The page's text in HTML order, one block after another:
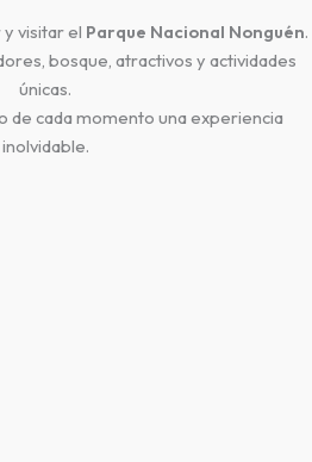
visitar el Parque Nacional Nonguén.
bosque, atractivos y actividades
únicas.
de cada momento una experiencia
inolvidable.